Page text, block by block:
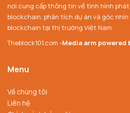
nơi cung cấp thông tin về tình hình
blockchain, phân tích dự án và góc
blockchain tại thị trường Việt Nam.
Theblock101.com -Media arm powered
Menu
Về chúng tôi
Liên hệ